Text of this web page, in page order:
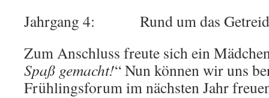
Jahrgang 4: Rund um das
Zum Anschluss freute sich ein
Spaß gemacht!“ Nun können wir uns
Frühlingsforum im nächsten Jahr